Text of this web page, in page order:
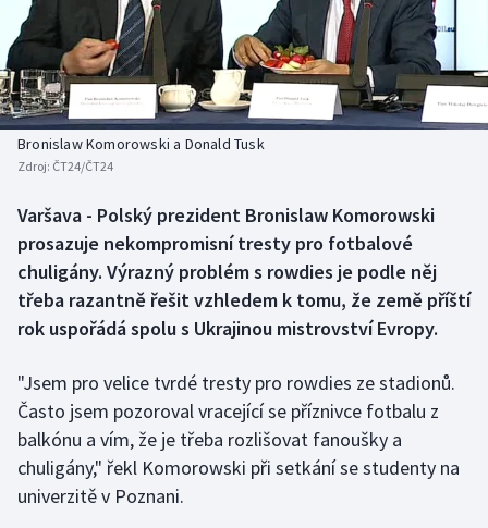
Americký fotbal
Baseball a softbal
Basketbal
Biatlon
Boby a skeleton
Box
Curling
Dostihy
Florbal
Futsal
NEPŘEHLÉDNĚTE
Soutěže
Historické návraty
Aplikace ČT sport
AZ kvíz
Bronislaw Komorowski a Donald Tusk
Zdroj: ČT24/ČT24
Varšava - Polský prezident Bronislaw Komorowski
prosazuje nekompromisní tresty pro fotbalové
chuligány. Výrazný problém s rowdies je podle něj
třeba razantně řešit vzhledem k tomu, že země příští
rok uspořádá spolu s Ukrajinou mistrovství Evropy.
"Jsem pro velice tvrdé tresty pro rowdies ze stadionů.
Často jsem pozoroval vracející se příznivce fotbalu z
balkónu a vím, že je třeba rozlišovat fanoušky a
chuligány," řekl Komorowski při setkání se studenty na
univerzitě v Poznani.